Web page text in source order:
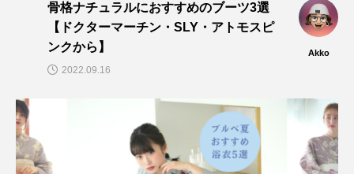
骨格ナチュラルにおすすめのブーツ3選
【ドクターマーチン・SLY・アトモスピ
ンクから】
Akko
2022.09.16